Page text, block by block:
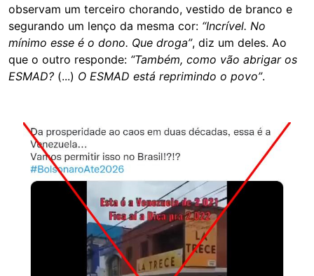
observam um terceiro chorando, vestido de branco e
segurando um lenço da mesma cor: “Incrível. No
mínimo esse é o dono. Que droga”, diz um deles. Ao
que o outro responde: “Também, como vão abrigar os
ESMAD? (...) O ESMAD está reprimindo o povo”.
Image